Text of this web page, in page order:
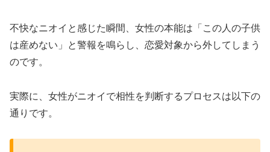
不快なニオイと感じた瞬間、女性の本能は「この人の子供
は産めない」と警報を鳴らし、恋愛対象から外してしまう
のです。
実際に、女性がニオイで相性を判断するプロセスは以下の
通りです。